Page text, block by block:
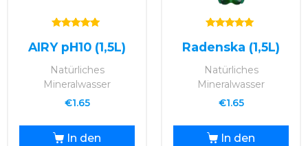
5.00
von 5
AIRY pH10 (1,5L)
Natürliches
Mineralwasser
€1.65
In den
5.00
von 5
Radenska (1,5L)
Natürliches
Mineralwasser
€1.65
In den